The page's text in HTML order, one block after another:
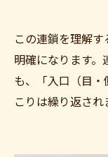
この連鎖を理解
明確になります。
も、「入口（目
こりは繰り返され